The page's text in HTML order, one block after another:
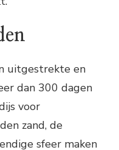
uitgestrekte en
dan 300 dagen
voor
zand, de
sfeer maken